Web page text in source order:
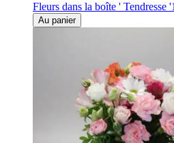
Fleurs dans la boîte ' Tendresse '
Au panier